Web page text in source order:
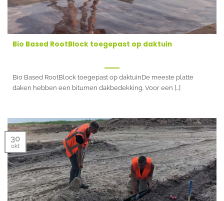
Bio Based RootBlock toegepast op daktuin
Bio Based RootBlock toegepast op daktuinDe meeste platte
daken hebben een bitumen dakbedekking. Voor een [...]
30
okt